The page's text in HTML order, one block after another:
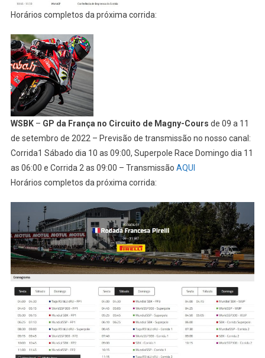
Horários completos da próxima corrida:
WSBK– GP da França no Circuito de Magny-Cours de 09 a 11
de setembro de 2022 – Previsão de transmissão no nosso canal:
Corrida1 Sábado dia 10 as 09:00, Superpole Race Domingo dia 11
as 06:00 e Corrida 2 as 09:00 – Transmissão AQUI
Horários completos da próxima corrida: